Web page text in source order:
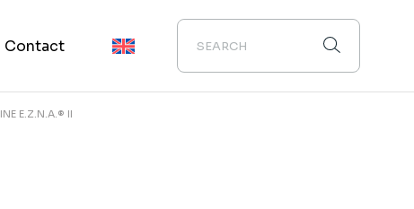
Contact
E.Z.N.A.® II